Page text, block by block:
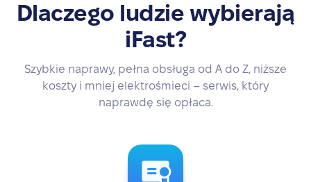
Dlaczego ludzie wybierają
iFast?
Szybkie naprawy, pełna obsługa od A do Z, niższe
koszty i mniej elektrośmieci – serwis, który
naprawdę się opłaca.